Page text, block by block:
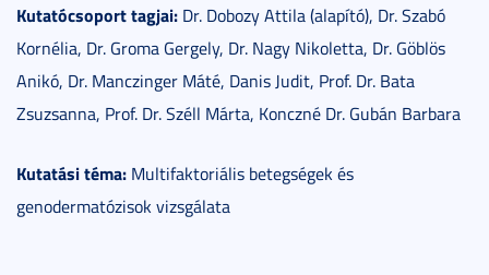
Kutatócsoport tagjai: Dr. Dobozy Attila (alapító), Dr. Szabó
Kornélia, Dr. Groma Gergely, Dr. Nagy Nikoletta, Dr. Göblös
Anikó, Dr. Manczinger Máté, Danis Judit, Prof. Dr. Bata
Zsuzsanna, Prof. Dr. Széll Márta, Konczné Dr. Gubán Barbara
Kutatási téma: Multifaktoriális betegségek és
genodermatózisok vizsgálata